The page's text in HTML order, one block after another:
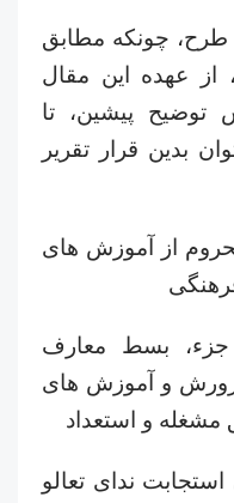
چونکه مطابق
از عهده این مقال
پیشین، تا
بدین قرار تقریر
از آموزش های
بسط معارف
و آموزش های
و استعداد
ندای تعالو